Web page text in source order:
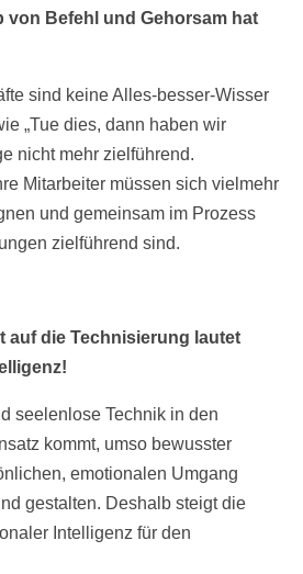
von Befehl und Gehorsam hat
sind keine Alles-besser-Wisser
„Tue dies, dann haben wir
nicht mehr zielführend.
Mitarbeiter müssen sich vielmehr
und gemeinsam im Prozess
zielführend sind.
auf die Technisierung lautet
seelenlose Technik in den
kommt, umso bewusster
emotionalen Umgang
gestalten. Deshalb steigt die
Intelligenz für den